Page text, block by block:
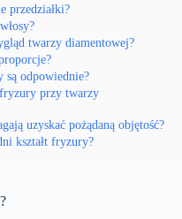
przedziałki?
twarzy diamentowej?
są odpowiednie?
przy twarzy
uzyskać pożądaną objętość?
kształt fryzury?